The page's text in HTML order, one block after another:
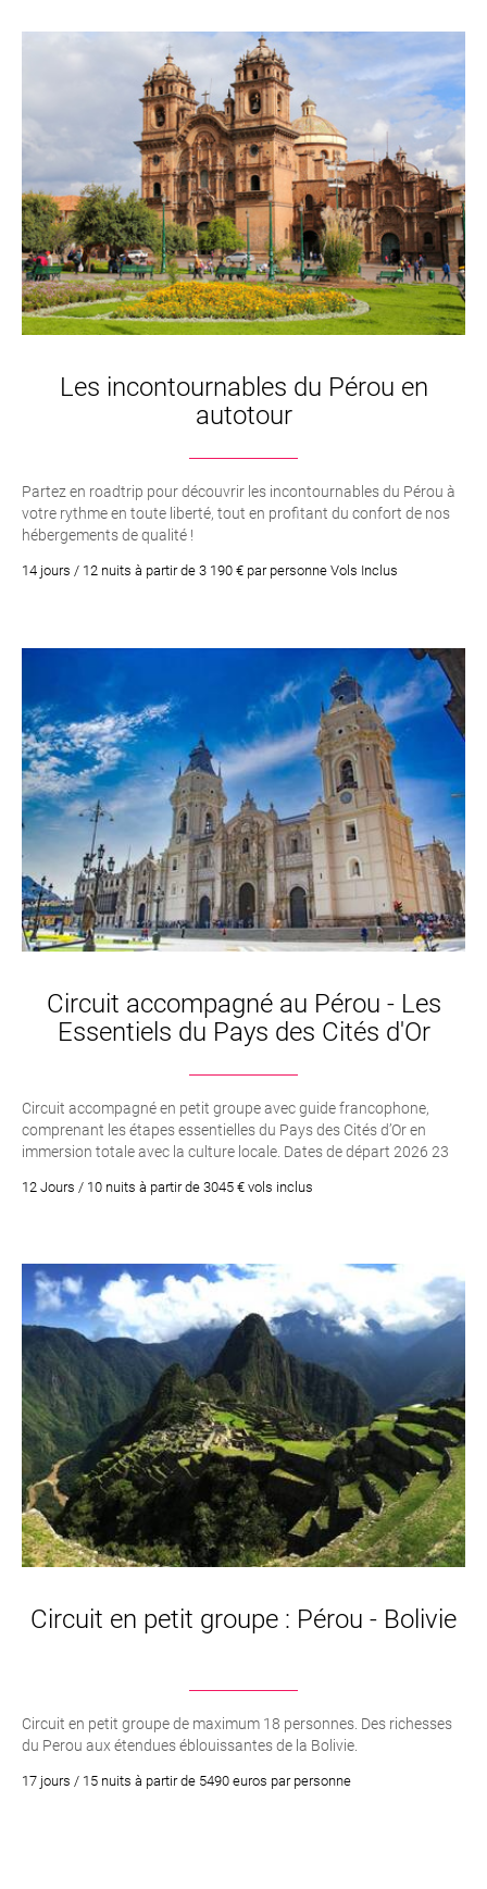
Les incontournables du Pérou en
autotour
Partez en roadtrip pour découvrir les incontournables du Pérou à
votre rythme en toute liberté, tout en profitant du confort de nos
hébergements de qualité !
14 jours / 12 nuits à partir de 3 190 € par personne Vols Inclus
Circuit accompagné au Pérou - Les
Essentiels du Pays des Cités d'Or
Circuit accompagné en petit groupe avec guide francophone,
comprenant les étapes essentielles du Pays des Cités d’Or en
immersion totale avec la culture locale. Dates de départ 2026 23
12 Jours / 10 nuits à partir de 3045 € vols inclus
Circuit en petit groupe : Pérou - Bolivie
Circuit en petit groupe de maximum 18 personnes. Des richesses
du Perou aux étendues éblouissantes de la Bolivie.
17 jours / 15 nuits à partir de 5490 euros par personne